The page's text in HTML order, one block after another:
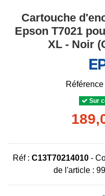
Cartouche
Epson T7021
XL - Noir
Référence
Sur
Réf : C13T70214010 -
de l'article :